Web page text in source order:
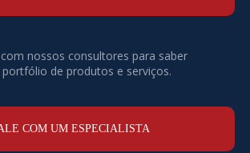
nossos consultores para saber
de produtos e serviços.
COM UM ESPECIALISTA